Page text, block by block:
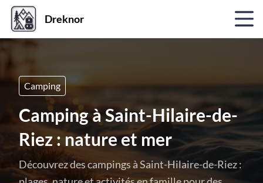
Dreknor
Camping
Camping à Saint-Hilaire-de-
Riez : nature et mer
Découvrez des campings à Saint-Hilaire-de-Riez :